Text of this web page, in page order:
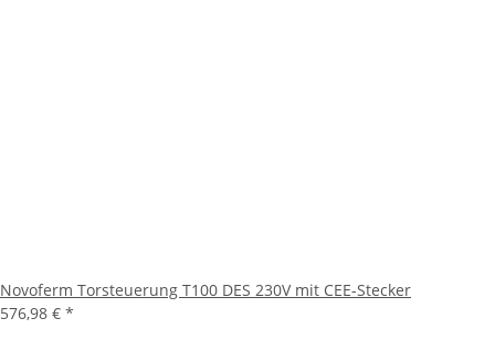
Novoferm Torsteuerung T100 DES 230V mit CEE-Stecker
576,98 € *